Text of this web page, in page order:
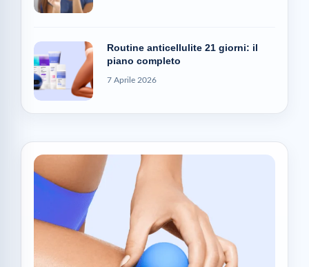
Routine anticellulite 21 giorni: il
piano completo
7 Aprile 2026